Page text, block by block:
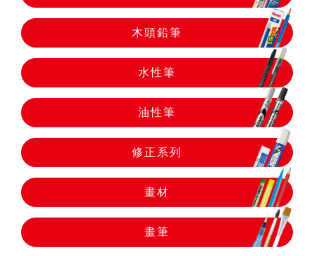
水性筆
油性筆
修正系列
畫材
畫筆
木頭鉛筆
水性筆
油性筆
修正系列
畫材
畫筆